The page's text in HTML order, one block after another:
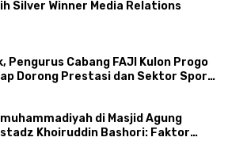
Silver Winner Media Relations
Pengurus Cabang FAJI Kulon Progo
Dorong Prestasi dan Sektor Sport
di Masjid Agung
Khoiruddin Bashori: Faktor